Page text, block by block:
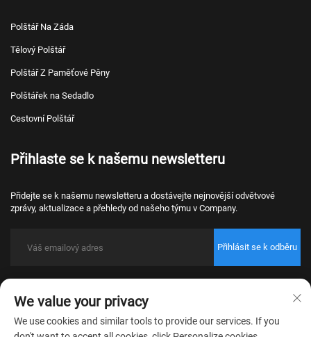
Polštář Na Záda
Tělový Polštář
Polštář Z Paměťové Pěny
Polštářek na Sedadlo
Cestovní Polštář
Přihlaste se k našemu newsletteru
Přidejte se k našemu newsletteru a dostávejte nejnovější odvětvové
zprávy, aktualizace a přehledy od našeho týmu v Company.
Přihlásit se k odběru
práva vyhrazena.
Zásady ochrany osobních údajů
We value your privacy
We use cookies and similar tools to provide our services. If you